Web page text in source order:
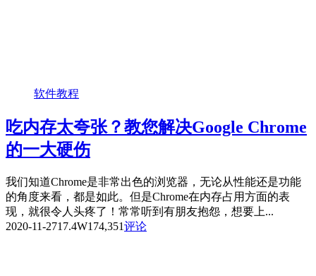
软件教程
吃内存太夸张？教您解决Google Chrome
的一大硬伤
我们知道Chrome是非常出色的浏览器，无论从性能还是功能
的角度来看，都是如此。但是Chrome在内存占用方面的表
现，就很令人头疼了！常常听到有朋友抱怨，想要上...
2020-11-2717.4W174,351评论